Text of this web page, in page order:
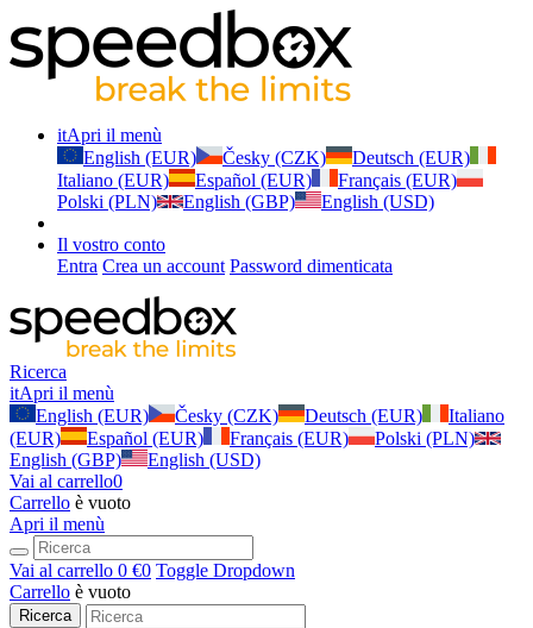
itApri il menù
English (EUR)
Česky (CZK)
Deutsch (EUR)
Italiano (EUR)
Español (EUR)
Français (EUR)
Polski (PLN)
English (GBP) English (USD)
Il vostro conto
Entra Crea un account Password dimenticata
Ricerca
itApri il menù
English (EUR)
Česky (CZK) Deutsch (EUR)
Italiano
(EUR)
Español (EUR) Français (EUR)
Polski (PLN)
English (GBP)
English (USD)
Vai al carrello0
Carrello è vuoto
Apri il menù
Vai al carrello 0 €0 Toggle Dropdown
Carrello è vuoto
Ricerca